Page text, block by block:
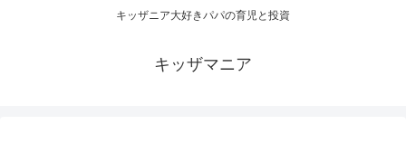
キッザニア大好きパパの育児と投資
キッザマニア